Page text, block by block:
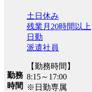
勤務
時間
土日休み
残業月20時間以上
日勤
派遣社員
【勤務時間】
8:15～17:00
※日勤専属